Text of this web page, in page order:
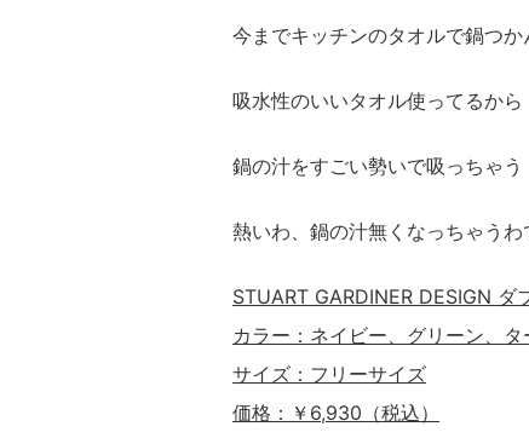
今までキッチンのタオルで鍋つか
吸水性のいいタオル使ってるから
鍋の汁をすごい勢いで吸っちゃう
熱いわ、鍋の汁無くなっちゃうわ
STUART GARDINER DESIGN ダ
カラー：ネイビー、グリーン、
サイズ：フリーサイズ
価格：￥6,930（税込）